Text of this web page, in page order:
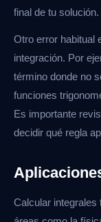
final de tu solución.
Otro error habitual
integración. Por
término donde no
funciones
Es importante
decidir qué regla
Calcular integrales